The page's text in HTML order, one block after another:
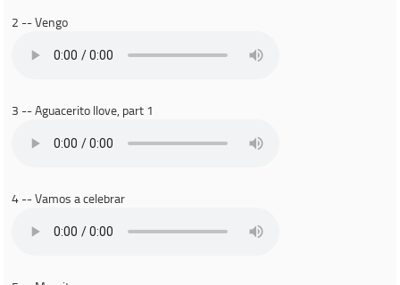
2 -- Vengo
3 -- Aguacerito llove, part 1
4 -- Vamos a celebrar